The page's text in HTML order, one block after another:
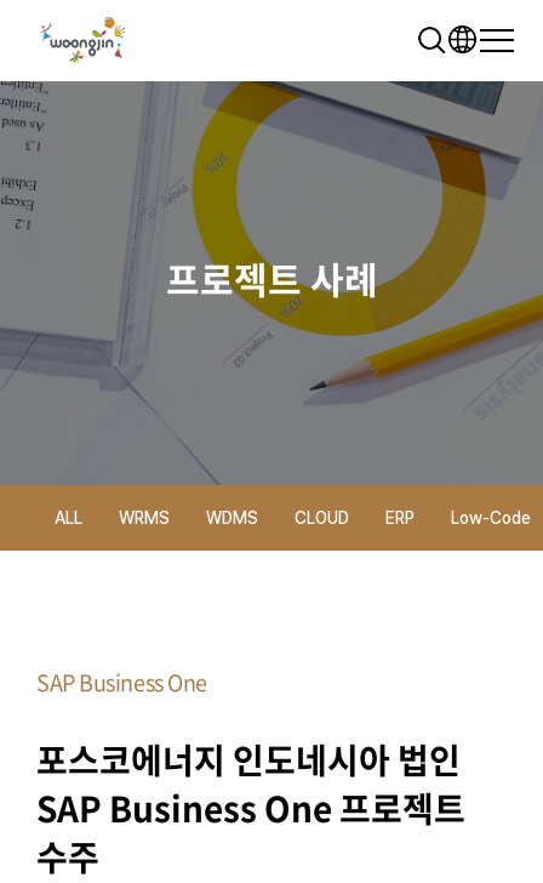
추천 검색어
WDMS
모빌리티 클라우드
프로젝트 사례
ALL WRMS WDMS CLOUD ERP Low-Code
SAP Business One
포스코에너지 인도네시아 법인
SAP Business One 프로젝트
수주